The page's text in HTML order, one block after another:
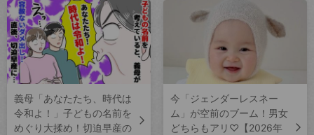
義母「あなたたち、時代は
令和よ！」子どもの名前を
めぐり大揉め！切迫早産の
今「ジェンダーレスネー
ム」が空前のブーム！男女
どちらもアリ♡【2026年